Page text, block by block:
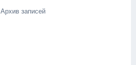
Архив записей